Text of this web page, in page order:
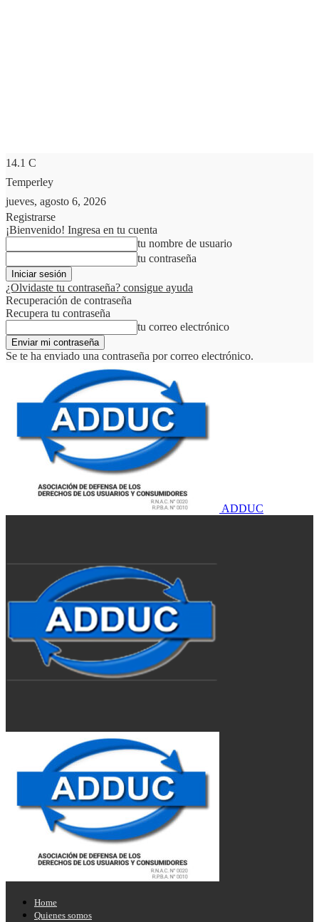
14.1 C
Temperley
jueves, agosto 6, 2026
Registrarse
¡Bienvenido! Ingresa en tu cuenta
tu nombre de usuario
tu contraseña
¿Olvidaste tu contraseña? consigue ayuda
Recuperación de contraseña
Recupera tu contraseña
tu correo electrónico
Se te ha enviado una contraseña por correo electrónico.
ADDUC
Home
Quienes somos